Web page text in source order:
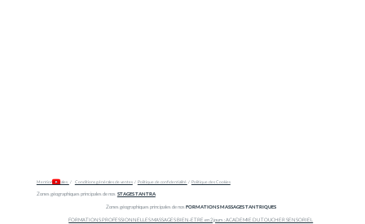
Mentions légales / Conditions générales de ventes/ Politique de confidentialité / Politique des Cookies
Zones géographiques principales de nos STAGES TANTRA
Zones géographiques principales de nos FORMATIONS MASSAGES TANTRIQUES
FORMATIONS PROFESSIONNELLES MASSAGES BIEN-ETRE en 2 jours : ACADEMIE DU TOUCHER SENSORIEL